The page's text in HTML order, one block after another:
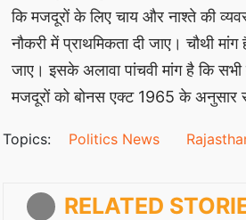
कि मजदूरों के लिए चाय और नाश्ते की
नौकरी में प्राथमिकता दी जाए। चौथी
जाए। इसके अलावा पांचवी मांग है कि
मजदूरों को बोनस एक्ट 1965 के अनुसार
Topics: Politics News
RELATED